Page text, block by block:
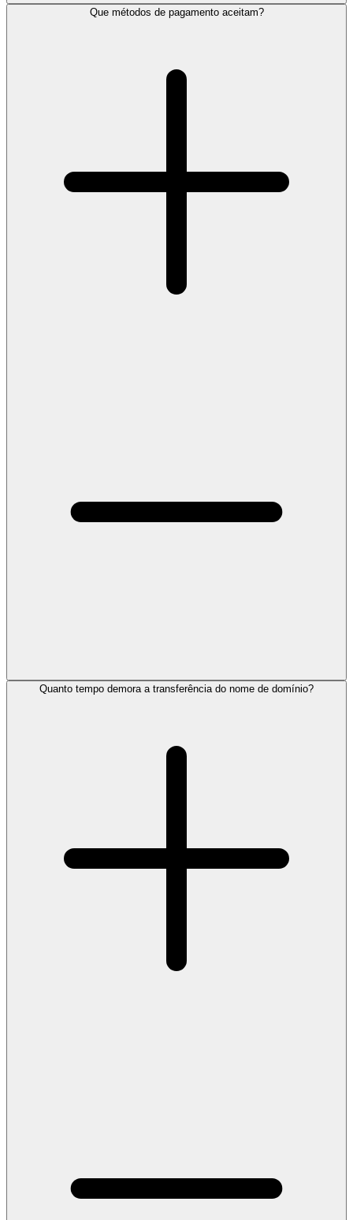
Que métodos de pagamento aceitam?
Quanto tempo demora a transferência do nome de domínio?